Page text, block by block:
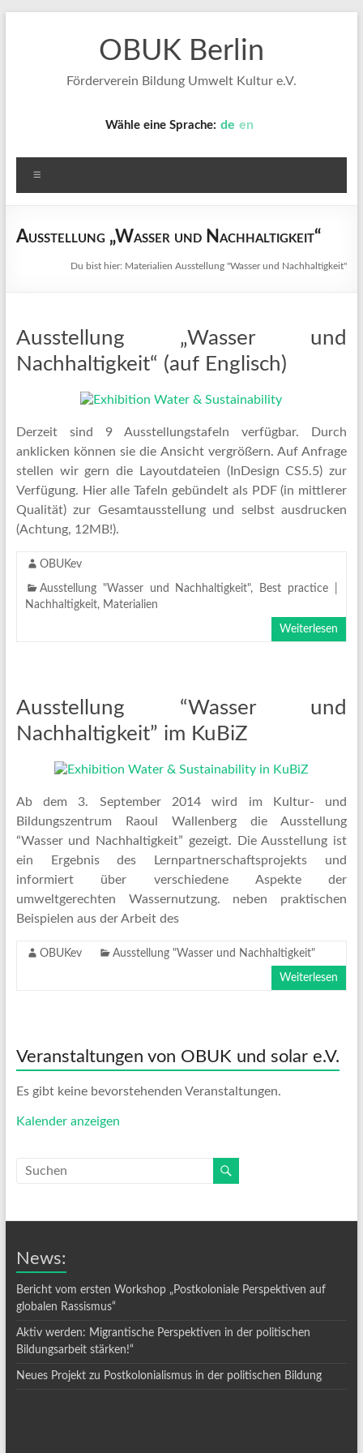
OBUK Berlin
Förderverein Bildung Umwelt Kultur e.V.
Wähle eine Sprache: de en
Ausstellung „Wasser und Nachhaltigkeit“
Du bist hier: Materialien Ausstellung "Wasser und Nachhaltigkeit"
Ausstellung „Wasser und
Nachhaltigkeit“ (auf Englisch)
Derzeit sind 9 Ausstellungstafeln verfügbar. Durch
anklicken können sie die Ansicht vergrößern. Auf Anfrage
stellen wir gern die Layoutdateien (InDesign CS5.5) zur
Verfügung. Hier alle Tafeln gebündelt als PDF (in mittlerer
Qualität) zur Gesamtausstellung und selbst ausdrucken
(Achtung, 12MB!).
OBUKev
Ausstellung "Wasser und Nachhaltigkeit",
Best practice |
Nachhaltigkeit, Materialien
Weiterlesen
Ausstellung “Wasser und
Nachhaltigkeit” im KuBiZ
Ab dem 3. September 2014 wird im Kultur- und
Bildungszentrum Raoul Wallenberg die Ausstellung
“Wasser und Nachhaltigkeit” gezeigt. Die Ausstellung ist
ein Ergebnis des Lernpartnerschaftsprojekts und
informiert über verschiedene Aspekte der
umweltgerechten Wassernutzung. neben praktischen
Beispielen aus der Arbeit des
OBUKev Ausstellung "Wasser und Nachhaltigkeit"
Weiterlesen
Veranstaltungen von OBUK und solar e.V.
Es gibt keine bevorstehenden Veranstaltungen.
Kalender anzeigen
News:
Bericht vom ersten Workshop „Postkoloniale Perspektiven auf
globalen Rassismus“
Aktiv werden: Migrantische Perspektiven in der politischen
Bildungsarbeit stärken!“
Neues Projekt zu Postkolonialismus in der politischen Bildung